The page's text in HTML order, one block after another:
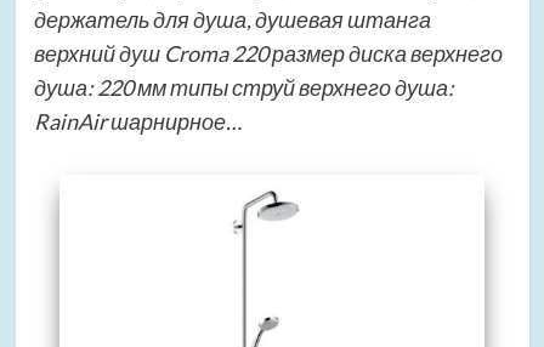
держатель для душа, душевая штанга
верхний душ Croma 220 размер диска верхнего
душа: 220 мм типы струй верхнего душа:
RainAir шарнирное…